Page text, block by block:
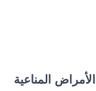
المناعية